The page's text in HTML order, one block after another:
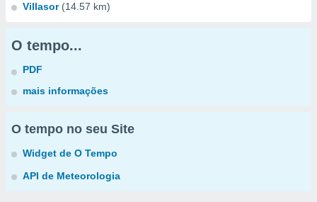
Villasor (14.57 km)
O tempo...
PDF
mais informações
O tempo no seu Site
Widget de O Tempo
API de Meteorologia